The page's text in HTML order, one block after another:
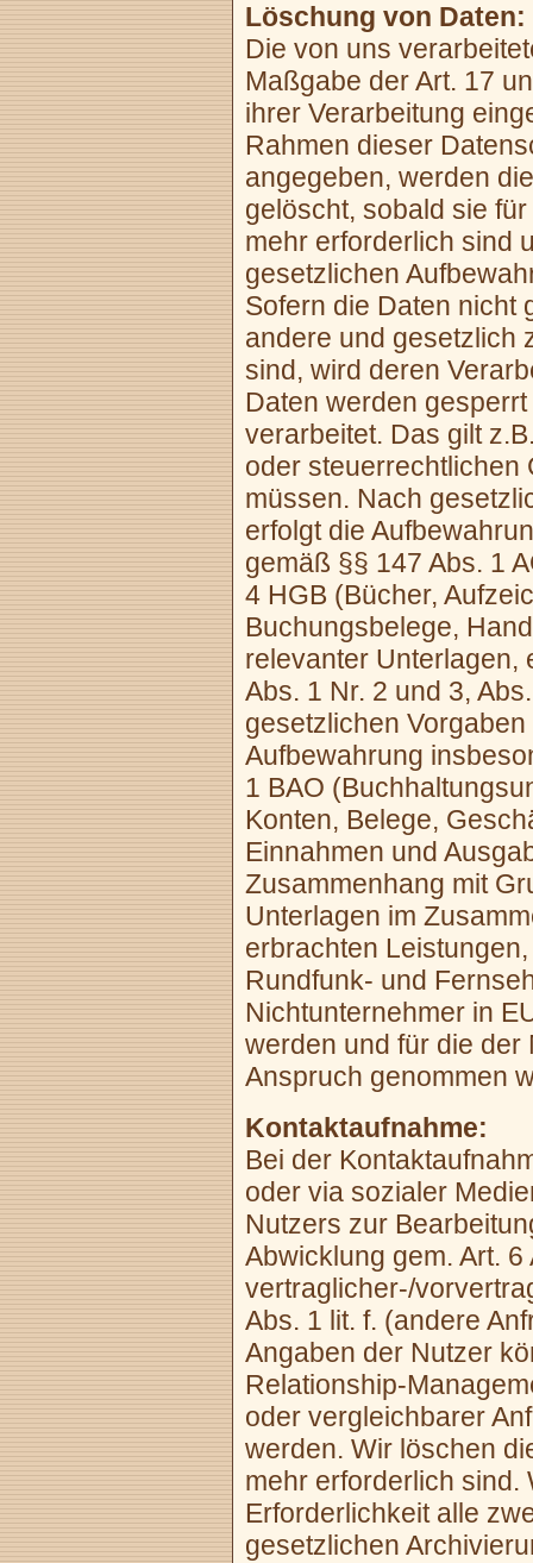
Löschung von Daten:
Die von uns
Maßgabe der Art. 17
ihrer Verarbeitung
Rahmen dieser
angegeben, werden
gelöscht, sobald sie
mehr erforderlich sind
gesetzlichen
Sofern die Daten nicht
andere und gesetzlich
sind, wird deren
Daten werden
verarbeitet. Das gilt
oder steuerrechtlichen
müssen. Nach
erfolgt die
gemäß §§ 147 Abs. 1
4 HGB (Bücher,
Buchungsbelege,
relevanter Unterlagen,
Abs. 1 Nr. 2 und 3,
gesetzlichen
Aufbewahrung
1 BAO
Konten, Belege,
Einnahmen und
Zusammenhang mit
Unterlagen im
erbrachten
Rundfunk- und
Nichtunternehmer in
werden und für die der
Anspruch genommen
Kontaktaufnahme:
Bei der
oder via sozialer
Nutzers zur
Abwicklung gem. Art.
vertraglicher-/
Abs. 1 lit. f. (andere
Angaben der Nutzer
Relationship-
oder vergleichbarer
werden. Wir löschen
mehr erforderlich sind.
Erforderlichkeit alle
gesetzlichen